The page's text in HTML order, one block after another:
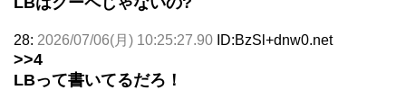
28: 2026/07/06(月) 10:25:27.90 ID:BzSl+dnw0.net
>>4
LBって書いてるだろ！